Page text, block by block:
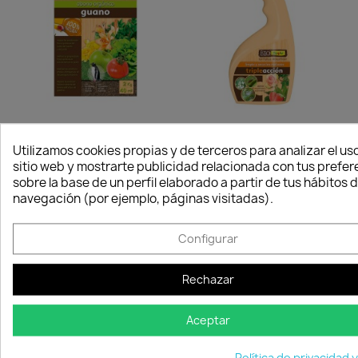
14,81 €
Disponible
12,75 €
Disponible
FUERA DE STOCK
Utilizamos cookies propias y de terceros para analizar el
sitio web y mostrarte publicidad relacionada con tus
sobre la base de un perfil elaborado a partir de tus hábitos
navegación (por ejemplo, páginas visitadas).
Configurar
Rechazar
Aceptar